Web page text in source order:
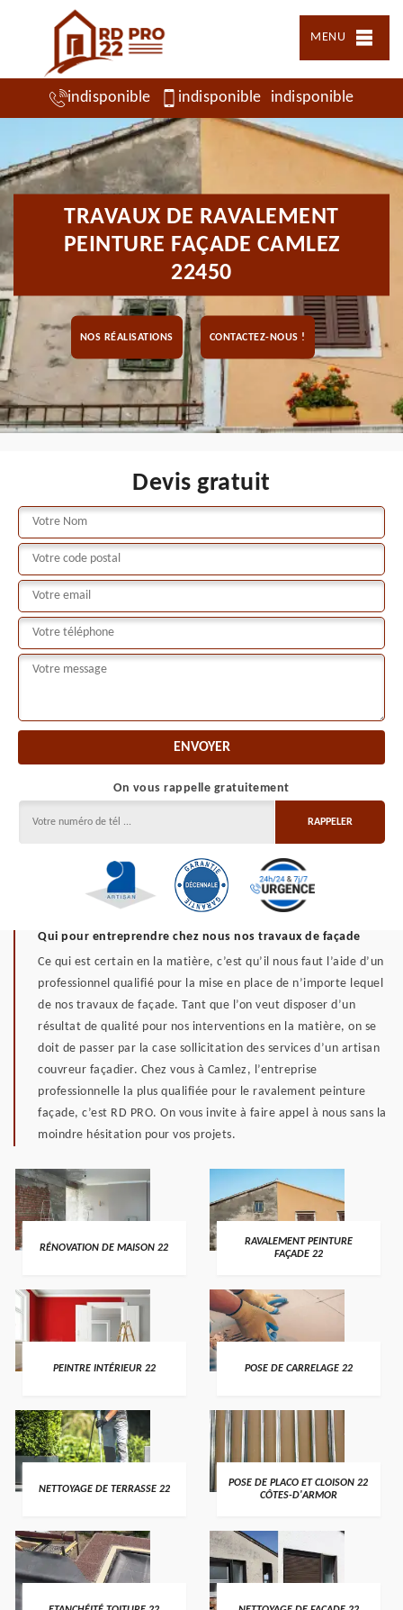
MENU
indisponible indisponible indisponible
TRAVAUX DE RAVALEMENT
PEINTURE FAÇADE CAMLEZ
22450
NOS RÉALISATIONS CONTACTEZ-NOUS !
Devis gratuit
On vous rappelle gratuitement
Qui pour entreprendre chez nous nos travaux de façade
Ce qui est certain en la matière, c’est qu’il nous faut l’aide d’un
professionnel qualifié pour la mise en place de n’importe lequel
de nos travaux de façade. Tant que l’on veut disposer d’un
résultat de qualité pour nos interventions en la matière, on se
doit de passer par la case sollicitation des services d’un artisan
couvreur façadier. Chez vous à Camlez, l’entreprise
professionnelle la plus qualifiée pour le ravalement peinture
façade, c’est RD PRO. On vous invite à faire appel à nous sans la
moindre hésitation pour vos projets.
RÉNOVATION DE MAISON 22
RAVALEMENT PEINTURE
FAÇADE 22
PEINTRE INTÉRIEUR 22 POSE DE CARRELAGE 22
NETTOYAGE DE TERRASSE 22
POSE DE PLACO ET CLOISON 22
CÔTES-D'ARMOR